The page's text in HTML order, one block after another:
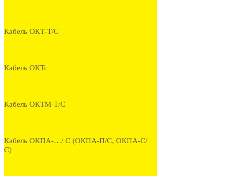
Кабель ОКТ-Т/С
Кабель ОКТс
Кабель ОКТМ-Т/С
Кабель ОКПА-…/ С (ОКПА-П/С, ОКПА-С/
С)